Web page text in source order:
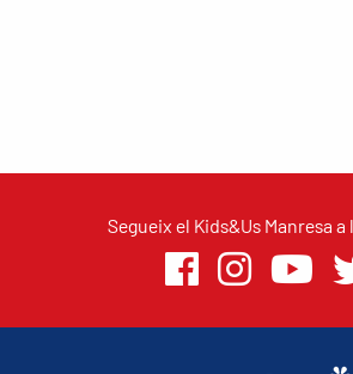
Segueix el Kids&Us Manresa a